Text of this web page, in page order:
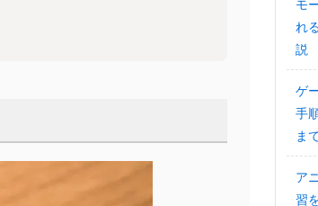
モ
れ
説
ゲ
手
ま
ア
習